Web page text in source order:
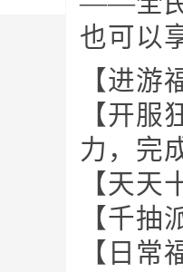
也可以
【进
【开
力，完
【天
【千
【日